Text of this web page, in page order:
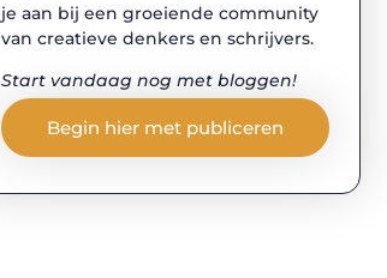
je aan bij een groeiende community
van creatieve denkers en schrijvers.
Start vandaag nog met bloggen!
Begin hier met publiceren